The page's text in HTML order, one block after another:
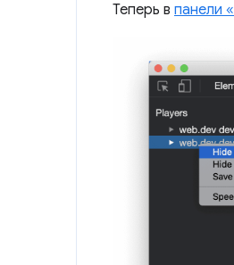
Теперь в панели